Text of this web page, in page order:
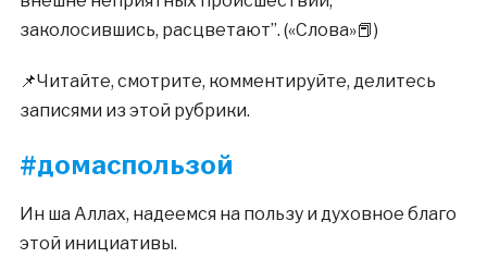
заколосившись, расцветают”. («Слова»📕)
📌Читайте, смотрите, комментируйте, делитесь
записями из этой рубрики.
#домаcпользой
Ин ша Аллах, надеемся на пользу и духовное благо
этой инициативы.